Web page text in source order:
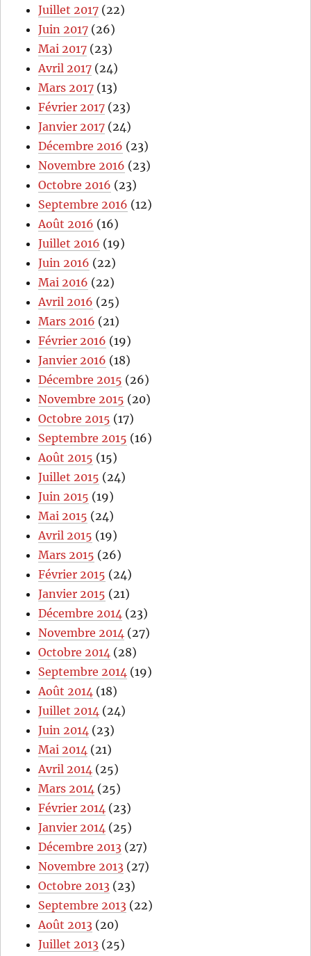
Juillet 2017 (22)
Juin 2017 (26)
Mai 2017 (23)
Avril 2017 (24)
Mars 2017 (13)
Février 2017 (23)
Janvier 2017 (24)
Décembre 2016 (23)
Novembre 2016 (23)
Octobre 2016 (23)
Septembre 2016 (12)
Août 2016 (16)
Juillet 2016 (19)
Juin 2016 (22)
Mai 2016 (22)
Avril 2016 (25)
Mars 2016 (21)
Février 2016 (19)
Janvier 2016 (18)
Décembre 2015 (26)
Novembre 2015 (20)
Octobre 2015 (17)
Septembre 2015 (16)
Août 2015 (15)
Juillet 2015 (24)
Juin 2015 (19)
Mai 2015 (24)
Avril 2015 (19)
Mars 2015 (26)
Février 2015 (24)
Janvier 2015 (21)
Décembre 2014 (23)
Novembre 2014 (27)
Octobre 2014 (28)
Septembre 2014 (19)
Août 2014 (18)
Juillet 2014 (24)
Juin 2014 (23)
Mai 2014 (21)
Avril 2014 (25)
Mars 2014 (25)
Février 2014 (23)
Janvier 2014 (25)
Décembre 2013 (27)
Novembre 2013 (27)
Octobre 2013 (23)
Septembre 2013 (22)
Août 2013 (20)
Juillet 2013 (25)